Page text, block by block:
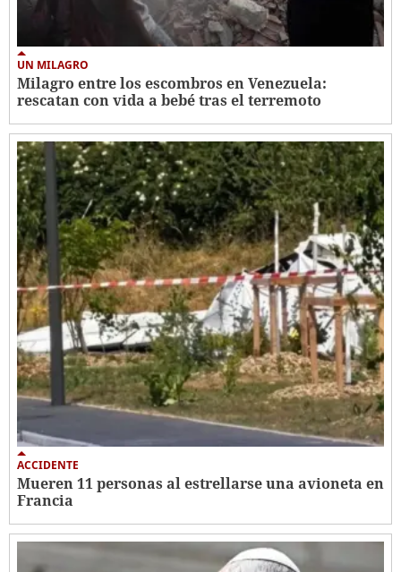
UN MILAGRO
Milagro entre los escombros en Venezuela:
rescatan con vida a bebé tras el terremoto
ACCIDENTE
Mueren 11 personas al estrellarse una avioneta en
Francia